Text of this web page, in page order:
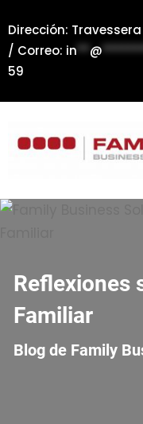
al
contenido
Dirección:
/ Correo: in**@
59
Reflexiones
Familiar
Blog de Family